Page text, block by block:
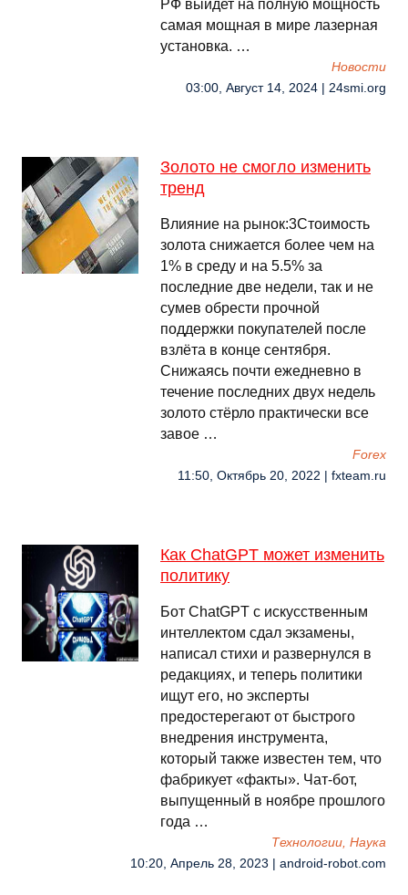
РФ выйдет на полную мощность
самая мощная в мире лазерная
установка. …
Новости
03:00, Август 14, 2024 | 24smi.org
Золото не смогло изменить
тренд
Влияние на рынок:3Стоимость
золота снижается более чем на
1% в среду и на 5.5% за
последние две недели, так и не
сумев обрести прочной
поддержки покупателей после
взлёта в конце сентября.
Снижаясь почти ежедневно в
течение последних двух недель
золото стёрло практически все
завое …
Forex
11:50, Октябрь 20, 2022 | fxteam.ru
Как ChatGPT может изменить
политику
Бот ChatGPT с искусственным
интеллектом сдал экзамены,
написал стихи и развернулся в
редакциях, и теперь политики
ищут его, но эксперты
предостерегают от быстрого
внедрения инструмента,
который также известен тем, что
фабрикует «факты». Чат-бот,
выпущенный в ноябре прошлого
года …
Технологии, Наука
10:20, Апрель 28, 2023 | android-robot.com